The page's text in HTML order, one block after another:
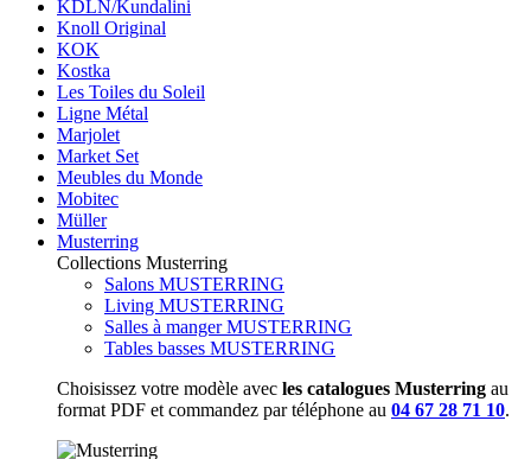
KDLN/Kundalini
Knoll Original
KOK
Kostka
Les Toiles du Soleil
Ligne Métal
Marjolet
Market Set
Meubles du Monde
Mobitec
Müller
Musterring
Collections Musterring
Salons MUSTERRING
Living MUSTERRING
Salles à manger MUSTERRING
Tables basses MUSTERRING
Choisissez votre modèle avec les catalogues Musterring au
format PDF et commandez par téléphone au 04 67 28 71 10.